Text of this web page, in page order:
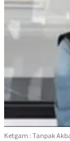
Ketgam : Tanpak